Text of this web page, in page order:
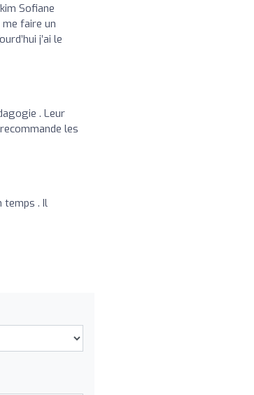
Sofiane
faire un
j’ai le
. Leur
les
temps . Il